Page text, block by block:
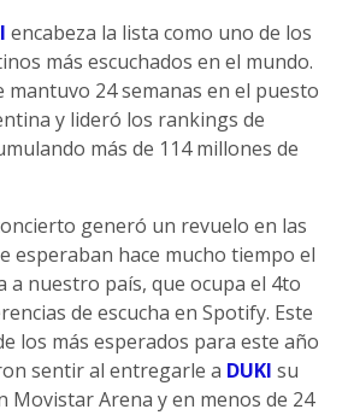
encabeza la lista como uno de los
más escuchados en el mundo.
mantuvo 24 semanas en el puesto
y lideró los rankings de
más de 114 millones de
generó un revuelo en las
esperaban hace mucho tiempo el
nuestro país, que ocupa el 4to
de escucha en Spotify. Este
los más esperados para este año
sentir al entregarle a DUKI su
Movistar Arena y en menos de 24